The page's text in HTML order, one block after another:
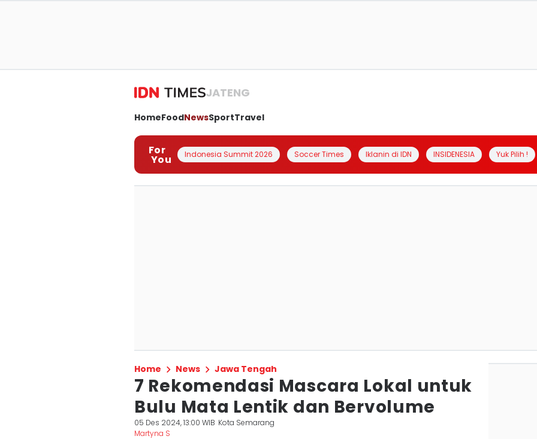
JATENG
HomeFoodNewsSportTravel
For
You Indonesia Summit 2026 Soccer Times Iklanin di IDN INSIDENESIA Yuk Pilih !
Home News Jawa Tengah
7 Rekomendasi Mascara Lokal untuk
Bulu Mata Lentik dan Bervolume
05 Des 2024, 13:00 WIB Kota Semarang
Martyna S